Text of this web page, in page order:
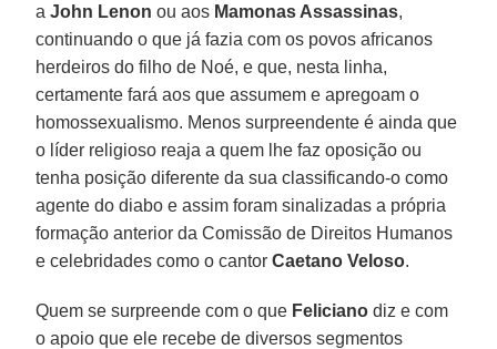
aJohn Lenon ou aos Mamonas Assassinas,
continuando o que já fazia com os povos africanos
herdeiros do filho de Noé, e que, nesta linha,
certamente fará aos que assumem e apregoam o
homossexualismo. Menos surpreendente é ainda que
o líder religioso reaja a quem lhe faz oposição ou
tenha posição diferente da sua classificando-o como
agente do diabo e assim foram sinalizadas a própria
formação anterior da Comissão de Direitos Humanos
e celebridades como o cantorCaetano Veloso.
Quem se surpreende com o que Felicianodiz e com
o apoio que ele recebe de diversos segmentos